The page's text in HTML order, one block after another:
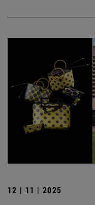
12 | 11 | 2025